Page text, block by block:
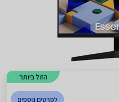
הזול ביותר
לפרטים נוספים